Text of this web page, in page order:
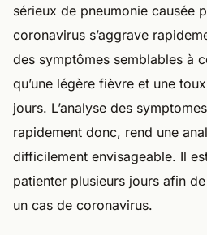
sérieux de pneumonie causée
coronavirus s’aggrave
des symptômes semblables à
qu’une légère fièvre et une
jours. L’analyse des
rapidement donc, rend une
difficilement envisageable. Il
patienter plusieurs jours afin
un cas de coronavirus.